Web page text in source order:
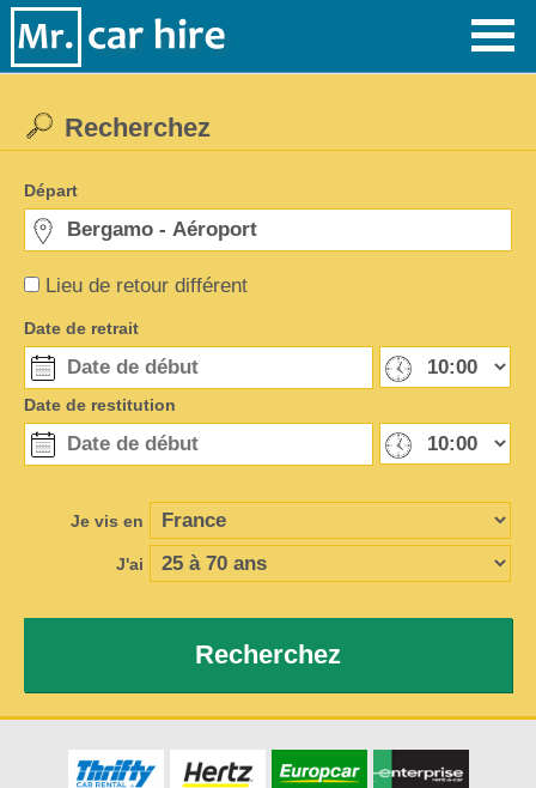
Lieu de retour différent
Recherchez
Départ
Date de retrait
Date de restitution
Je vis en
J'ai
Recherchez